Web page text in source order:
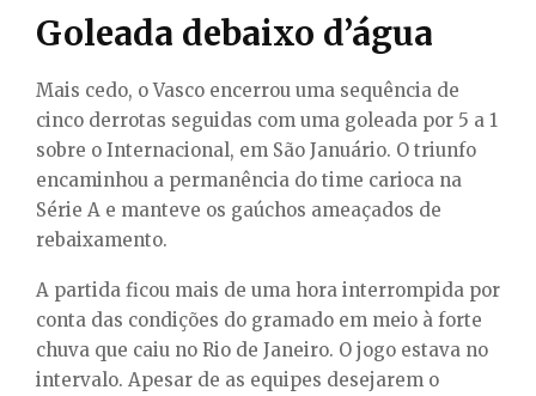
Goleada debaixo d’água
Mais cedo, o Vasco encerrou uma sequência de
cinco derrotas seguidas com uma goleada por 5 a 1
sobre o Internacional, em São Januário. O triunfo
encaminhou a permanência do time carioca na
Série A e manteve os gaúchos ameaçados de
rebaixamento.
A partida ficou mais de uma hora interrompida por
conta das condições do gramado em meio à forte
chuva que caiu no Rio de Janeiro. O jogo estava no
intervalo. Apesar de as equipes desejarem o